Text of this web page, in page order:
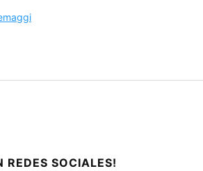
REDES SOCIALES!